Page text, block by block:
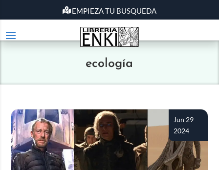
EMPIEZA TU BUSQUEDA
ecología
Jun 29
2024